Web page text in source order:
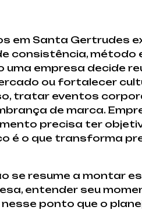
em Santa Gertrudes
consistência,
empresa decide
ou fortalecer
tratar eventos
de marca.
precisa ter
é o que transforma
se resume a montar
entender seu
ponto que o